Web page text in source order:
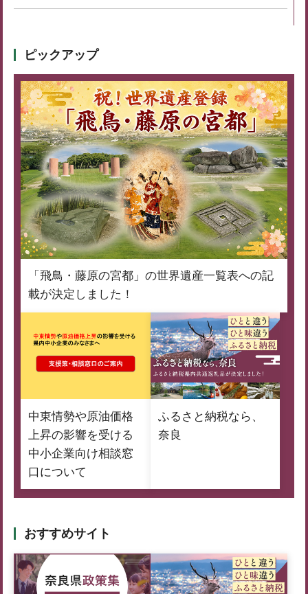
ピックアップ
「飛鳥・藤原の宮都」の世界遺産一覧表への記
載が決定しました！
中東情勢や原油価格
上昇の影響を受ける
中小企業向け相談窓
口について
ふるさと納税なら、
奈良
おすすめサイト